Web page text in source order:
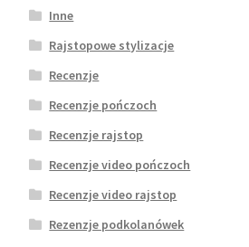
Inne
Rajstopowe stylizacje
Recenzje
Recenzje pończoch
Recenzje rajstop
Recenzje video pończoch
Recenzje video rajstop
Rezenzje podkolanówek